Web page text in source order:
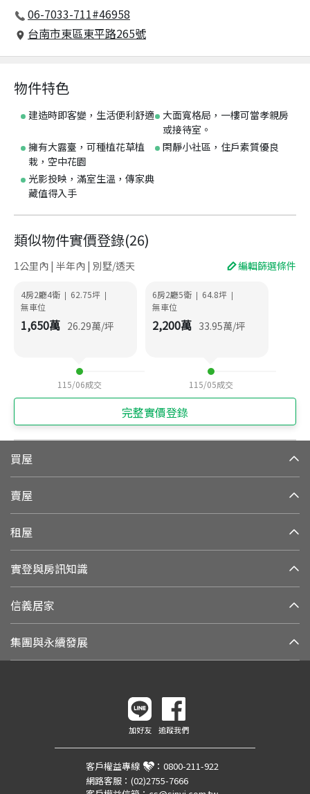
06-7033-711#46958
台南市東區東平路265號
物件特色
建造時即客變，生活便利舒適 大面寬格局，一樓可當孝親房
或接待室。
擁有大露臺，可種植花草植
栽，空中花園
閑靜小社區，住戶素質優良
光影投映，滿室生溫，傳家典
藏值得入手
類似物件實價登錄(26)
1公里內 | 半年內 | 別墅/透天 編輯篩選條件
4房2廳4衛 | 62.75坪 |
無車位
1,650萬 26.29萬/坪
115/06成交
6房2廳5衛 | 64.8坪 |
無車位
2,200萬 33.95萬/坪
115/05成交
完整實價登錄
買屋
賣屋
租屋
實登與房訊知識
信義居家
集團與永續發展
加好友 追蹤我們
客戶權益專線 ： 0800-211-922
網路客服： (02)2755-7666